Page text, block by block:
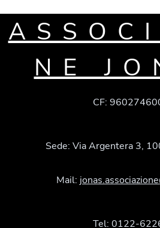
NE
CF:
Sede: Via Argentera 3,
Mail:
Tel: 0122-